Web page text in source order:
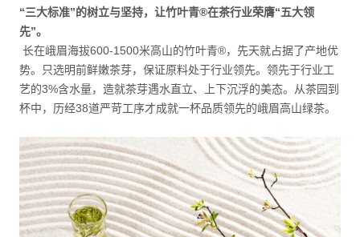
“三大标准”的树立与坚持，让竹叶青®在茶行业荣膺“五大领
先”。
长在峨眉海拔600-1500米高山的竹叶青®，先天就占据了产地优
势。只选明前鲜嫩茶芽，保证原料处于行业领先。领先于行业工
艺的3%含水量，造就茶芽遇水直立、上下沉浮的美态。从茶园到
杯中，历经38道严苛工序才成就一杯品质领先的峨眉高山绿茶。